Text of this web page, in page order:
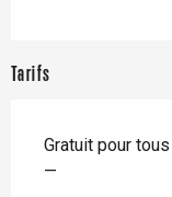
Tarifs
Gratuit pour tous
—